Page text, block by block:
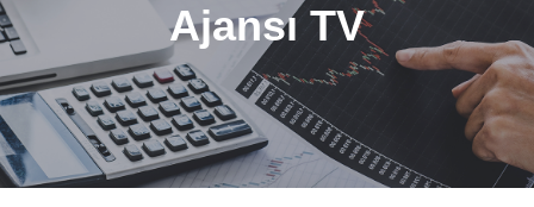
Ajansı TV